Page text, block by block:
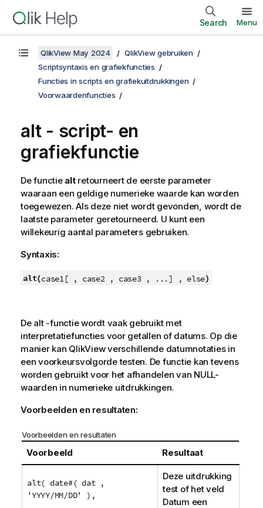
Search Menu
QlikView May 2024
QlikView gebruiken
Scriptsyntaxis en grafiekfuncties
Functies in scripts en grafiekuitdrukkingen
Voorwaardenfuncties
alt - script- en
grafiekfunctie
De functie altretourneert de eerste parameter
waaraan een geldige numerieke waarde kan worden
toegewezen. Als deze niet wordt gevonden, wordt de
laatste parameter geretourneerd. U kunt een
willekeurig aantal parameters gebruiken.
Syntaxis:
alt(case1[ , case2 , case3 , ...] , else)
De alt -functie wordt vaak gebruikt met
interpretatiefuncties voor getallen of datums. Op die
manier kan QlikViewverschillende datumnotaties in
een voorkeursvolgorde testen. De functie kan tevens
worden gebruikt voor het afhandelen van NULL-
waarden in numerieke uitdrukkingen.
Voorbeelden en resultaten:
Voorbeelden en resultaten
Voorbeeld Resultaat
alt( date#( dat ,
'YYYY/MM/DD' ),
Deze uitdrukking
test of het veld
Datum een